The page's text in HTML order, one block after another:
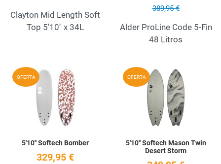
Clayton Mid Length Soft
Top 5'10'' x 34L
389,95 €
Alder ProLine Code 5-Fin
48 Litros
OFERTA Add to Wishlist
5'10'' Softech Bomber
329,95 €
OFERTA
5'10'' Softech Mason Twin
Desert Storm